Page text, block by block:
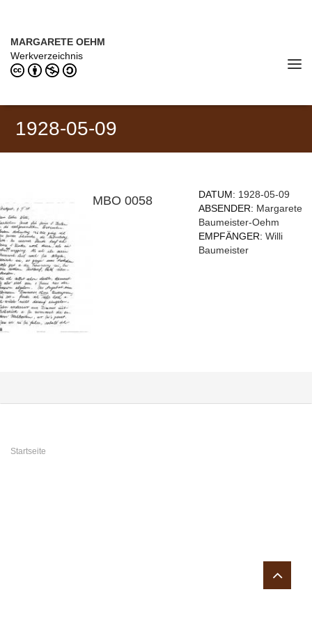
MARGARETE OEHM
Werkverzeichnis
1928-05-09
MBO 0058 DATUM: 1928-05-09
ABSENDER: Margarete
Baumeister-Oehm
EMPFÄNGER:Willi
Baumeister
Sie sind hier
Startseite